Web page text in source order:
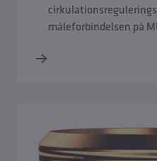
måleforbindelsen på